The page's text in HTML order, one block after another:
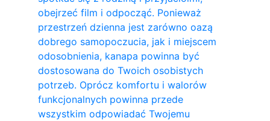
obejrzeć film i odpocząć. Ponieważ
przestrzeń dzienna jest zarówno oazą
dobrego samopoczucia, jak i miejscem
odosobnienia, kanapa powinna być
dostosowana do Twoich osobistych
potrzeb. Oprócz komfortu i walorów
funkcjonalnych powinna przede
wszystkim odpowiadać Twojemu